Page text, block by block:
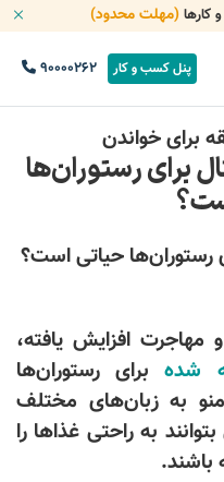
کارها(مهلت محدود)
پنل کسب و کار 90000262
برای رستوران‌ها
مهاجرت افزایش یافته،
شدهبرای رستوران‌ها
به زبان‌های مختلف
به راحتی غذاها را
باشند.